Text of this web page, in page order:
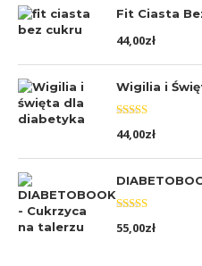
Fit Ciasta
44,00zł
Wigilia i
Oceniono
5.00na 5
44,00zł
Oceniono
5.00na 5
55,00zł